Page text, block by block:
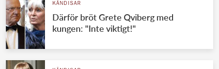
KÄNDISAR
Därför bröt Grete Qviberg med
kungen: "Inte viktigt!"